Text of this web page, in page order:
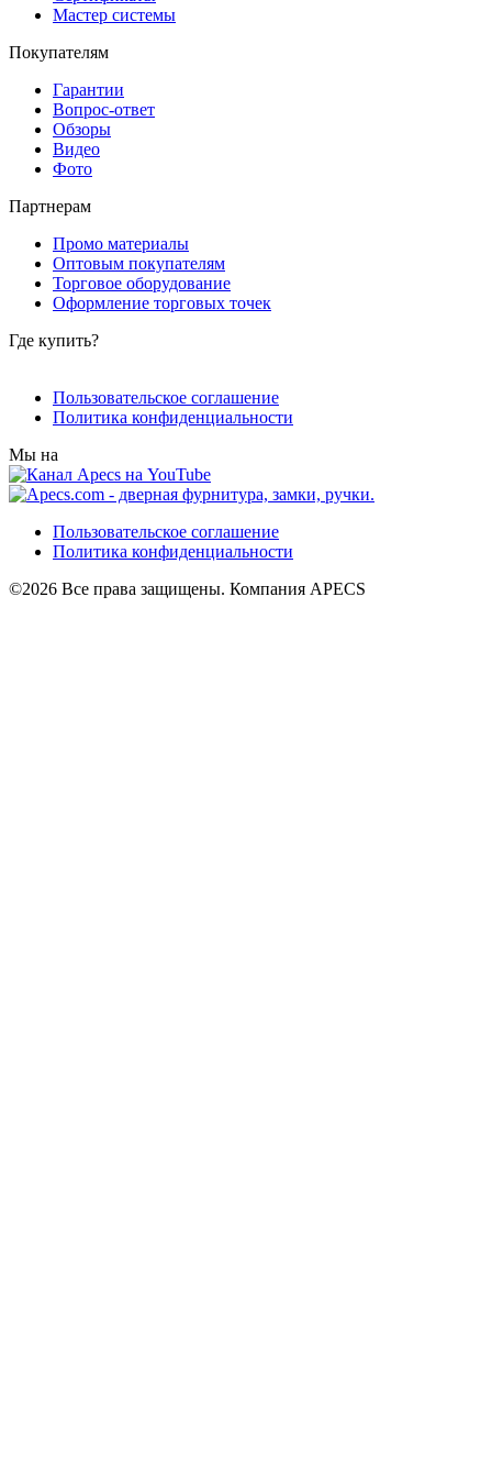
Мастер системы
Покупателям
Гарантии
Вопрос-ответ
Обзоры
Видео
Фото
Партнерам
Промо материалы
Оптовым покупателям
Торговое оборудование
Оформление торговых точек
Где купить?
Пользовательское соглашение
Политика конфиденциальности
Мы на
Пользовательское соглашение
Политика конфиденциальности
©2026 Все права защищены. Компания APECS